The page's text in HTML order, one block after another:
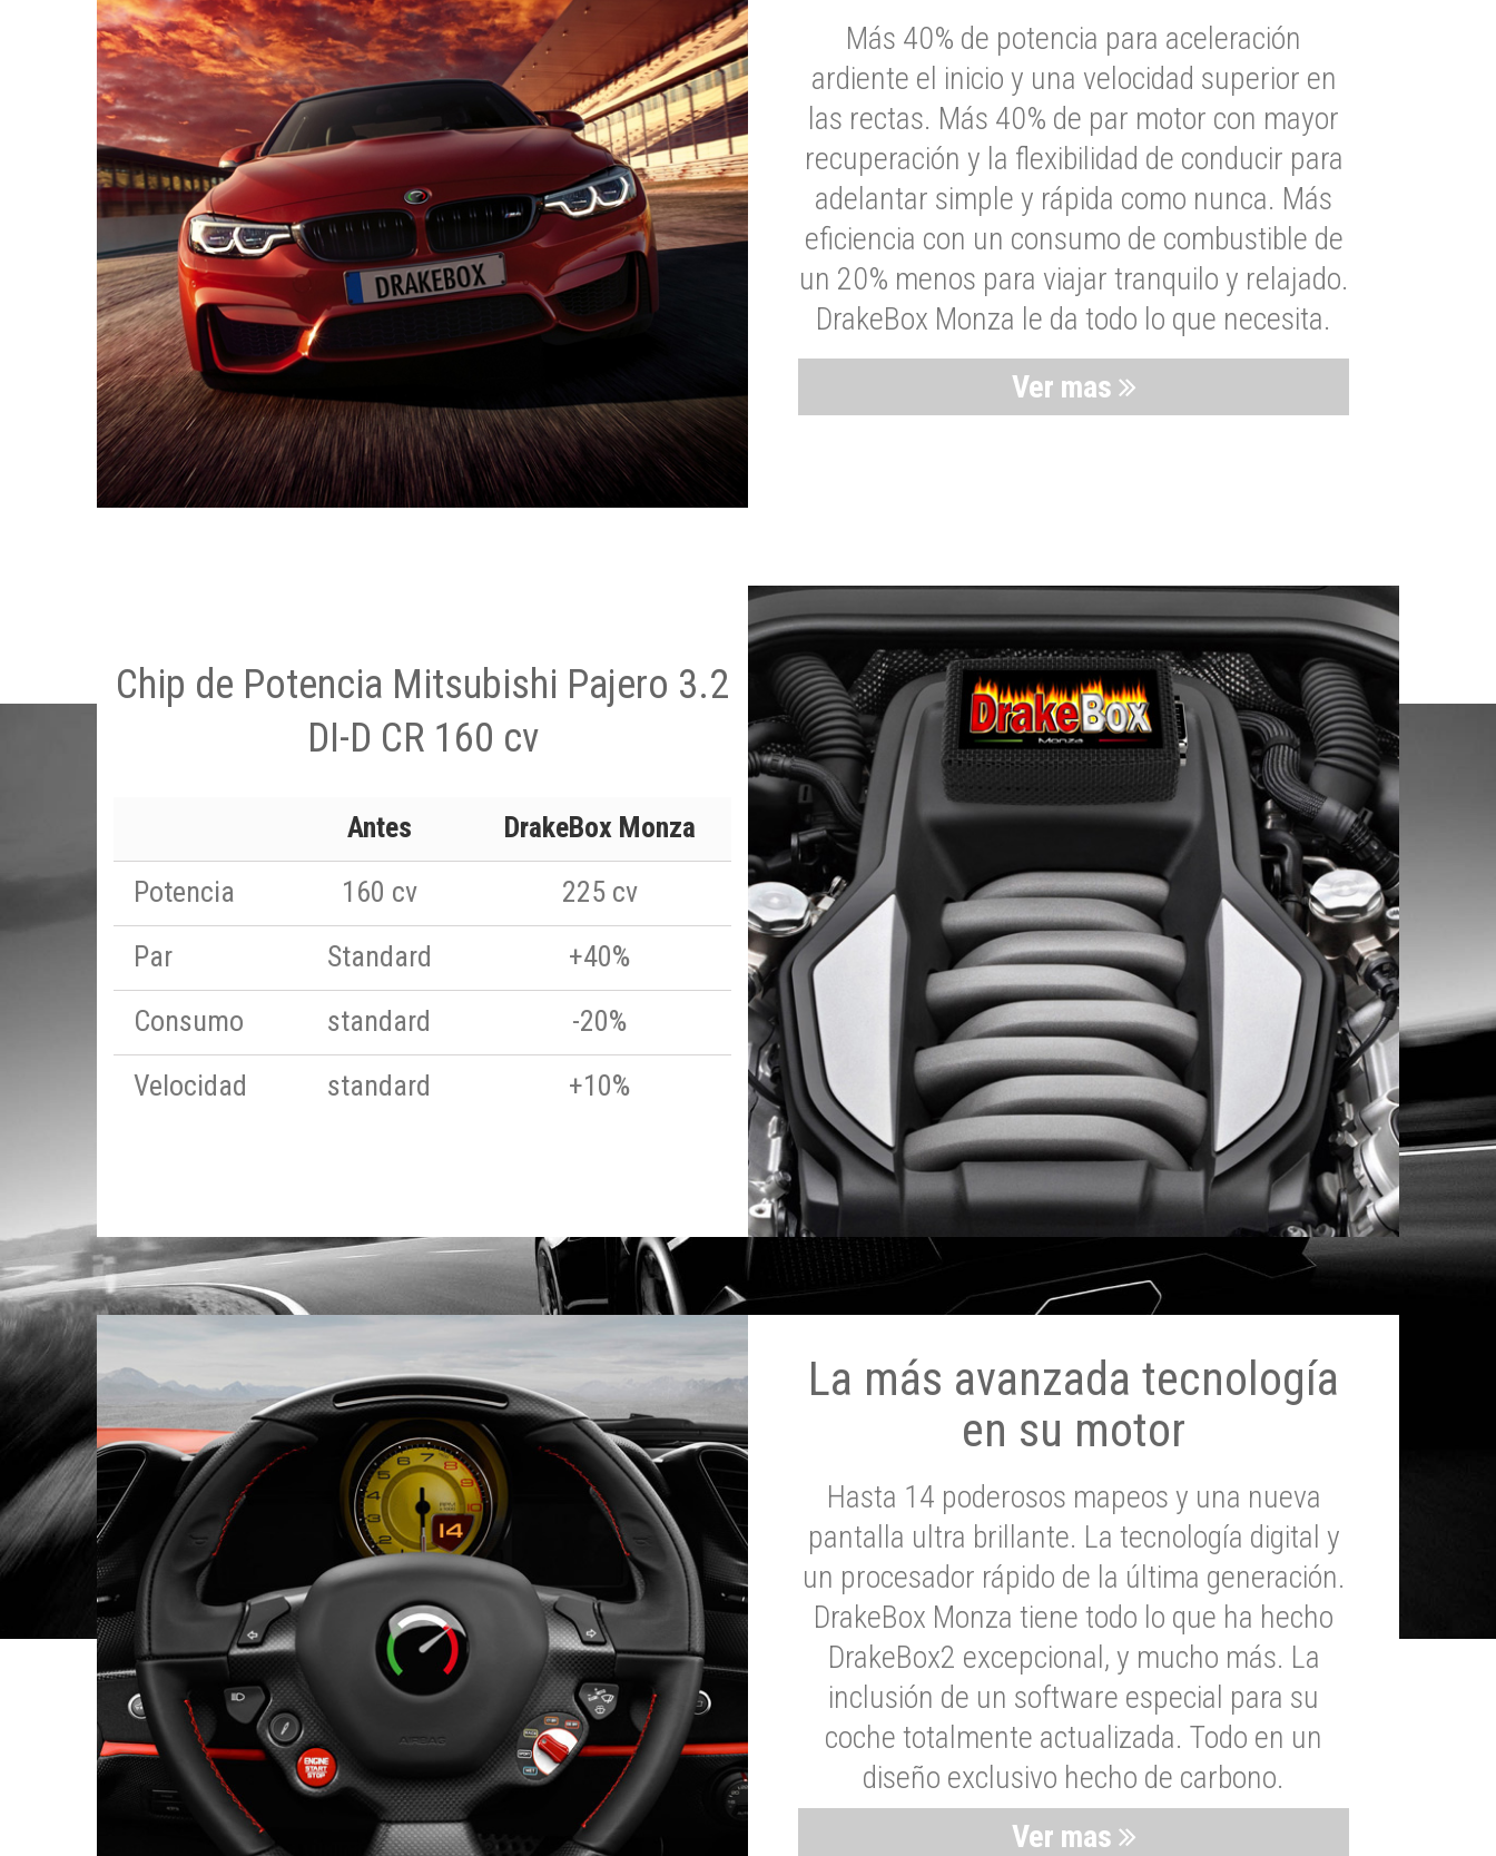
Más 40% de potencia para aceleración
ardiente el inicio y una velocidad superior en
las rectas. Más 40% de par motor con mayor
recuperación y la flexibilidad de conducir para
adelantar simple y rápida como nunca. Más
eficiencia con un consumo de combustible de
un 20% menos para viajar tranquilo y relajado.
DrakeBox Monza le da todo lo que necesita.
Ver mas
Chip de Potencia Mitsubishi Pajero 3.2
DI-D CR 160 cv
Antes
DrakeBox Monza
Potencia
160 cv
225 cv
Par
Standard
+40%
Consumo
standard
-20%
Velocidad
standard +10%
La más avanzada tecnología
en su motor
Hasta 14 poderosos mapeos y una nueva
pantalla ultra brillante. La tecnología digital y
un procesador rápido de la última generación.
DrakeBox Monza tiene todo lo que ha hecho
DrakeBox2 excepcional, y mucho más. La
inclusión de un software especial para su
coche totalmente actualizada. Todo en un
diseño exclusivo hecho de carbono.
Ver mas